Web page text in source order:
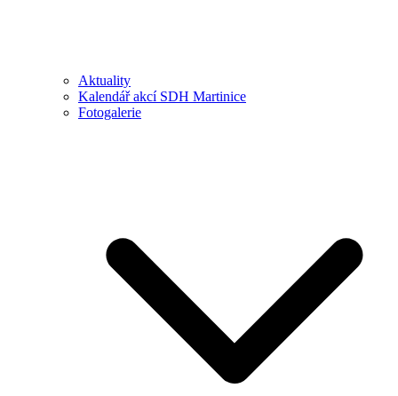
Aktuality
Kalendář akcí SDH Martinice
Fotogalerie